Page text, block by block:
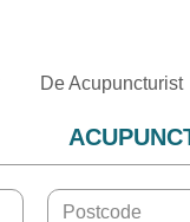
De Acupuncturist